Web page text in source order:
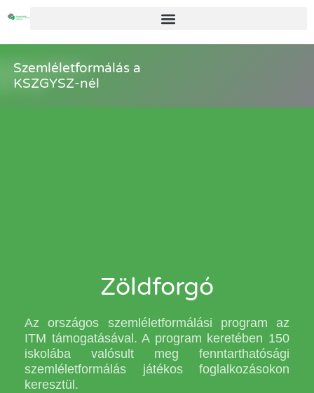
Szemléletformálás a
KSZGYSZ-nél
Zöldforgó
Az országos szemléletformálási program az
ITM támogatásával. A program keretében 150
iskolába valósult meg fenntarthatósági
szemléletformálás játékos foglalkozásokon
keresztül.